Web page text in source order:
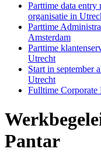
Parttime data entry
organisatie in
Parttime
Amsterdam
Parttime
Utrecht
Start in september
Utrecht
Fulltime Corporate
Pantar